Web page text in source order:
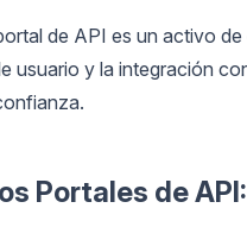
de API es un activo
usuario y la integración
Portales de